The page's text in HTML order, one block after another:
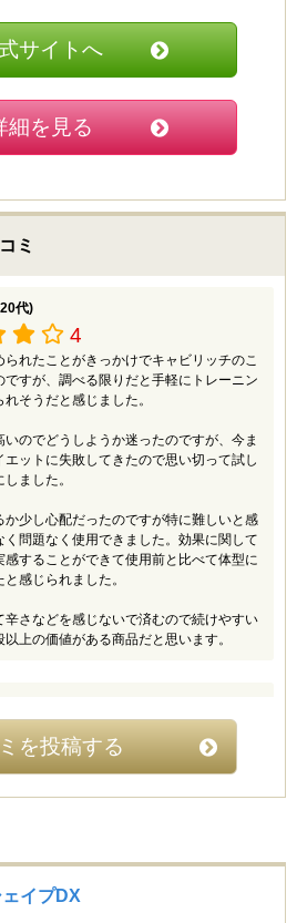
4
なか続かないので
たという感じです。
いやすいマシンで、テレビを見ながらでも
けられます。
3.5
時間やお金も無くても、家でシェイプアッ
体の気になる箇所に当てたり撫でるだけ
身出来ます。私はお腹回りや二の腕が気に
で、そちらを集中的にケアしました。痩身
ことを考えたら、1回のお値段くらいで利
に入っています。ボニックpro(プロ)を使う
、身体が引き締まってきました。
4
が気になり色々と頑張ってみたのですが全
失敗を繰り返してきました。そういった経
頑張っても足痩せは難しいと思ったのでネ
れてくると特に問題はありませんでし
サイトへ
細を見る
ミ
代)
4
られたことがきっかけでキャビリッチのこ
ですが、調べる限りだと手軽にトレーニン
そうだと感じました。
いのでどうしようか迷ったのですが、今ま
エットに失敗してきたので思い切って試し
ました。
か少し心配だったのですが特に難しいと感
く問題なく使用できました。効果に関して
感することができて使用前と比べて体型に
感じられました。
辛さなどを感じないで済むので続けやすい
上の価値がある商品だと思います。
4
たので気になっていて、おなか周りを気に
おなかがへっこんだと言っていたので貸し
てみることに。１週間ほど家事をしながら
感覚はなく、意志の弱い私でも無理なく続
を投稿する
イプDX